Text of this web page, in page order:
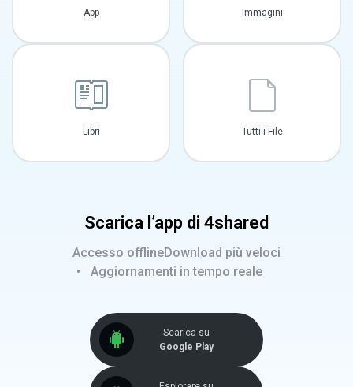
App Immagini
Libri Tutti i File
Scarica l’app di 4shared
Accesso offlineDownload più veloci
Aggiornamenti in tempo reale
Scarica su
Google Play